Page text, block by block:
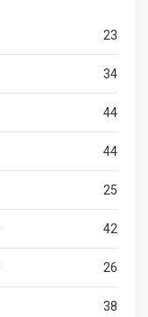
23
34
44
44
25
42
26
38